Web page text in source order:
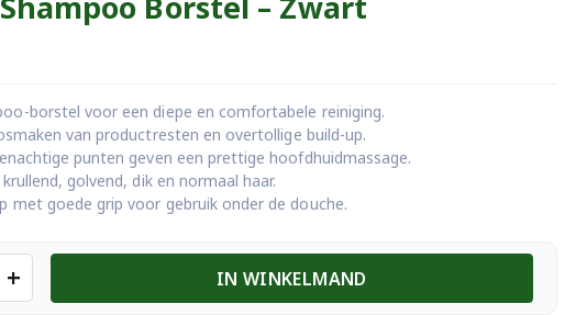
borstel voor een diepe en comfortabele reiniging.
van productresten en overtollige build-up.
punten geven een prettige hoofdhuidmassage.
golvend, dik en normaal haar.
met goede grip voor gebruik onder de douche.
+ IN WINKELMAND